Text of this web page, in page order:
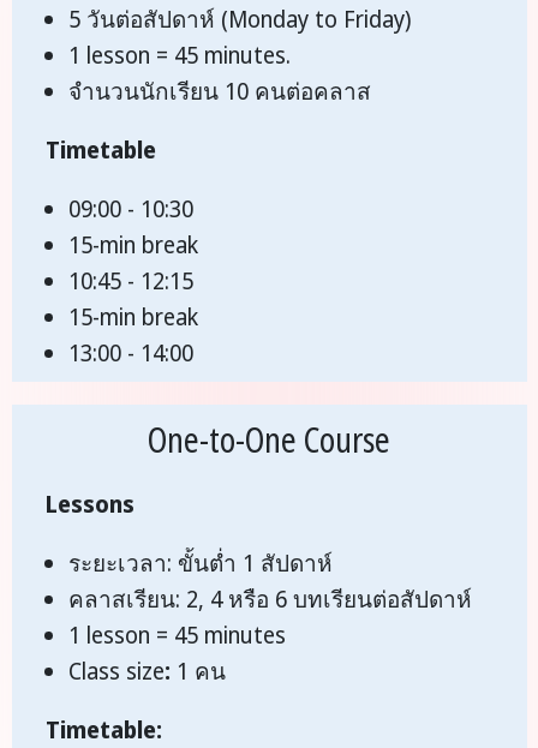
5 วันต่อสัปดาห์ (Monday to Friday)
1 lesson = 45 minutes.
จำนวนนักเรียน 10 คนต่อคลาส
Timetable
09:00 - 10:30
15-min break
10:45 - 12:15
15-min break
13:00 - 14:00
One-to-One Course
Lessons
ระยะเวลา: ขั้นต่ำ 1 สัปดาห์
คลาสเรียน: 2, 4 หรือ 6 บทเรียนต่อสัปดาห์
1 lesson = 45 minutes
Class size: 1 คน
Timetable: